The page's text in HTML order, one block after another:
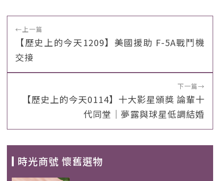
←上一篇
【歷史上的今天1209】美國援助 F-5A戰鬥機
交接
下一篇→
【歷史上的今天0114】十大影星頒獎 論輩十
代同堂｜夢露與球星低調結婚
時光商號 懷舊選物